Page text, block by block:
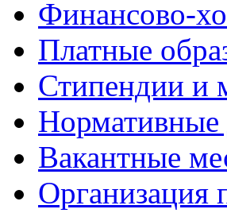
Финансово-
Платные
Стипендии и
Нормативные
Вакантные
Организация